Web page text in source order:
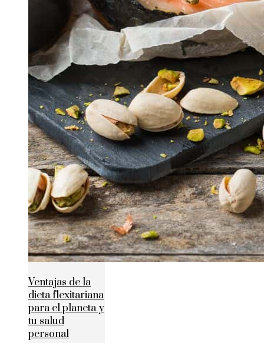
Ventajas de la
dieta flexitariana
para el planeta y
tu salud
personal